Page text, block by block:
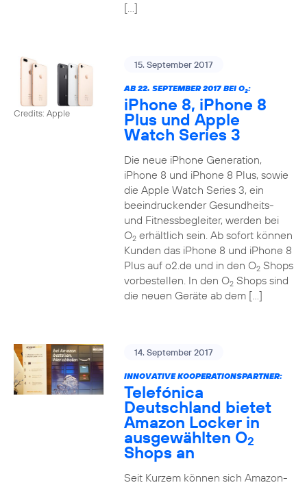
[…]
Credits: Apple
15. September 2017
AB 22. SEPTEMBER 2017 BEI O2:
iPhone 8, iPhone 8
Plus und Apple
Watch Series 3
Die neue iPhone Generation,
iPhone 8 und iPhone 8 Plus, sowie
die Apple Watch Series 3, ein
beeindruckender Gesundheits-
und Fitnessbegleiter, werden bei
O2erhältlich sein. Ab sofort können
Kunden das iPhone 8 und iPhone 8
Plus auf o2.de und in den O2Shops
vorbestellen. In den O2Shops sind
die neuen Geräte ab dem […]
14. September 2017
INNOVATIVE KOOPERATIONSPARTNER:
Telefónica
Deutschland bietet
Amazon Locker in
ausgewählten O2
Shops an
Seit Kurzem können sich Amazon-